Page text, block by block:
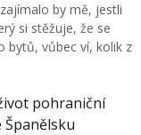
by mě, jestli
si stěžuje, že se
bytů, vůbec ví, kolik z
pohraniční
Španělsku